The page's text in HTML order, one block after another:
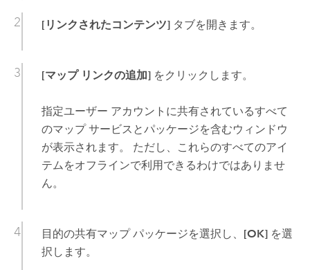
[リンクされたコンテンツ]タブを開きます。
[マップ リンクの追加]をクリックします。
指定ユーザー アカウントに共有されているすべて
のマップ サービスとパッケージを含むウィンドウ
が表示されます。 ただし、これらのすべてのアイ
テムをオフラインで利用できるわけではありませ
ん。
目的の共有マップ パッケージを選択し、 [OK]を選
択します。